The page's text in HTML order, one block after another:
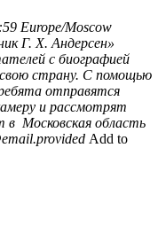
Europe/Moscow
Г. Х. Андерсен»
с биографией
свою страну. С помощью
отправятся
и рассмотрят
в Московская область
Add to